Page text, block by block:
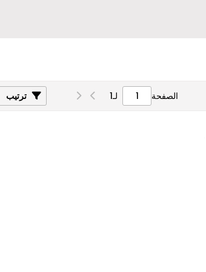
الصفحة لـ1 ترتيب